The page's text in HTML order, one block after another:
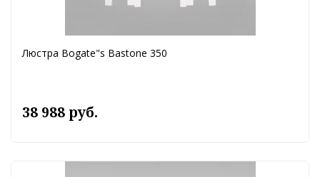
Люстра Bogate"s Bastone 350
38 988 руб.